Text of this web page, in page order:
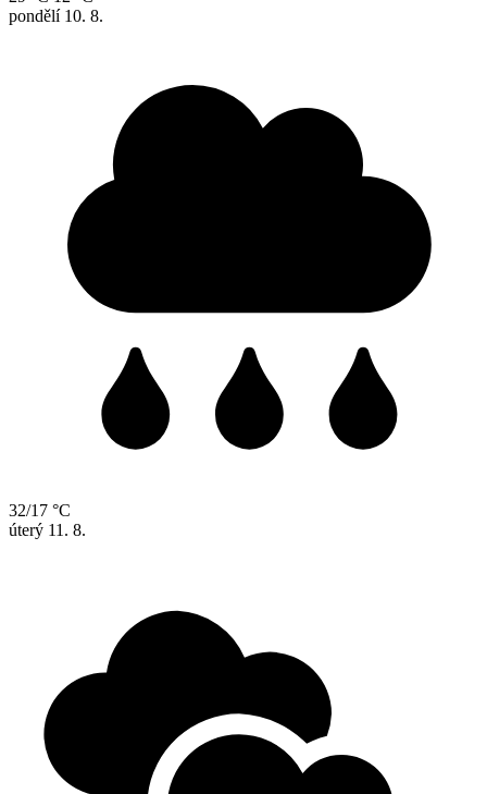
pondělí 10. 8.
32/17 °C
úterý 11. 8.